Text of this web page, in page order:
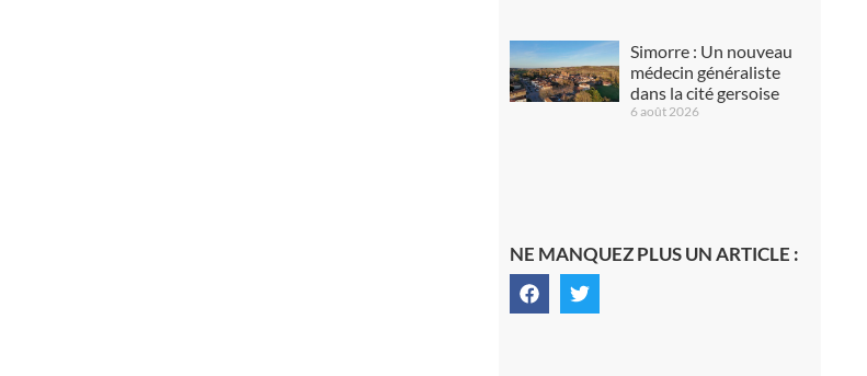
Simorre : Un nouveau
médecin généraliste
dans la cité gersoise
6 août 2026
NE MANQUEZ PLUS UN ARTICLE :